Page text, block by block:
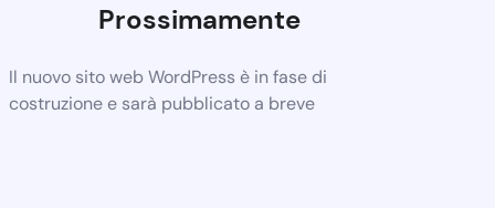
Prossimamente
Il nuovo sito web WordPress è in fase di
costruzione e sarà pubblicato a breve